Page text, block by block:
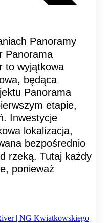
Panoramy
Panorama
to wyjątkowa
będąca
Panorama
etapie,
Inwestycje
lokalizacja,
bezpośrednio
rzeką. Tutaj każdy
ponieważ
| NG Kwiatkowskiego